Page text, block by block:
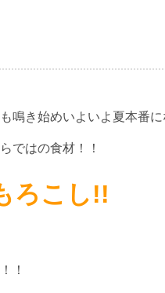
鳴き始めいよいよ夏本番に
ではの食材！！
ろこし!!
！